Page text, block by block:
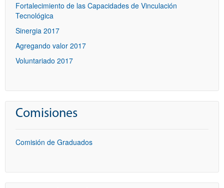
Fortalecimiento de las Capacidades de Vinculación
Tecnológica
Sinergia 2017
Agregando valor 2017
Voluntariado 2017
Comisiones
Comisión de Graduados